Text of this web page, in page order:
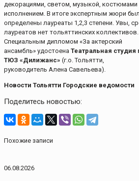
декорациями, светом, музыкой, костюмами
исполнением. В итоге экспертным жюри
определены лауреаты 1,2,3 степени. Увы,
лауреатов нет тольяттинских
Специальным дипломом «За актерский
ансамбль» удостоена Театральная студия
ТЮЗ «Дилижанс» (г.о. Тольятти,
руководитель Алена Савельева).
Новости Тольятти Городские ведомости
Поделитесь новостью:
Похожие записи
06.08.2026